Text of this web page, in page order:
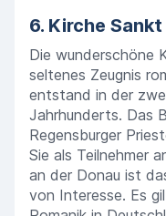
6. Kirche
Die wunderschöne
seltenes Zeugnis
entstand in der
Jahrhunderts. Das
Regensburger
Sie als Teilnehmer
an der Donau ist
von Interesse. Es